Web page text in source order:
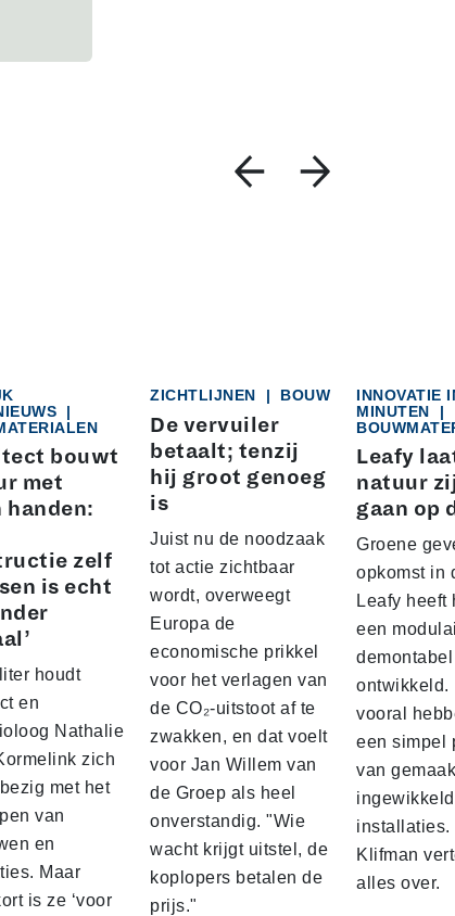
|
bouwt
met
handen:
zelf
is echt
houdt
en
Nathalie
zich
met het
van
en
Maar
is ze ‘voor
ZICHTLIJNEN | BOUW
De vervuiler
betaalt; tenzij
hij groot genoeg
is
Juist nu de noodzaak
tot actie zichtbaar
wordt, overweegt
Europa de
economische prikkel
voor het verlagen van
de CO₂-uitstoot af te
zwakken, en dat voelt
voor Jan Willem van
de Groep als heel
onverstandig. "Wie
wacht krijgt uitstel, de
koplopers betalen de
prijs."
INNOVATIE
MINUTEN
|
Leafy
natuur
gaan op
Groene
opkomst in
Leafy heeft
een
ontwikkeld.
vooral
een simpel
van
installaties.
Klifman
alles over.